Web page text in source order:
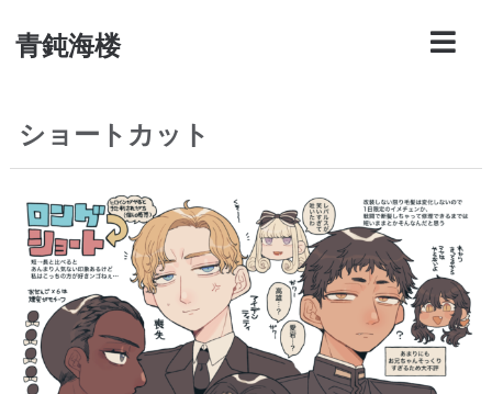
青鈍海楼
ショートカット